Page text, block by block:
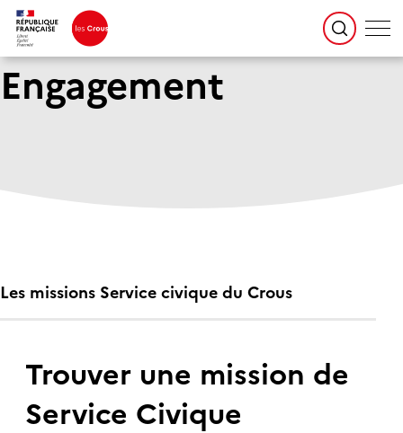
Engagement
Les missions Service civique du Crous